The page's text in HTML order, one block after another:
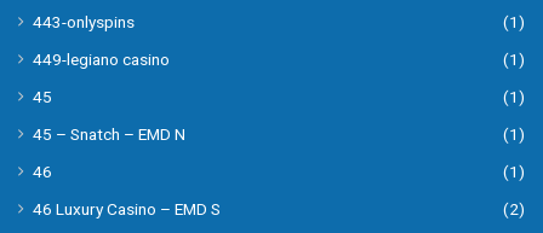
443-onlyspins
(1)
449-legiano casino
(1)
45
(1)
45 – Snatch – EMD N
(1)
46
(1)
46 Luxury Casino – EMD S
(2)